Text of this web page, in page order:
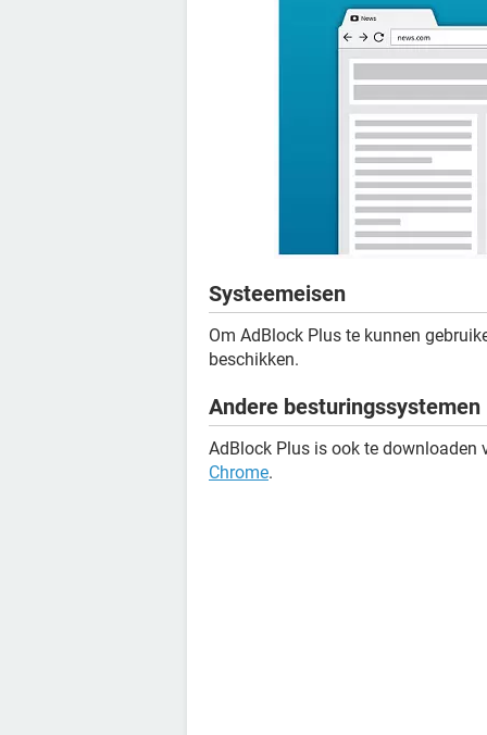
Systeemeisen
Om AdBlock Plus te kunnen
beschikken.
Andere besturingssystemen
AdBlock Plus is ook te downloaden
Chrome.